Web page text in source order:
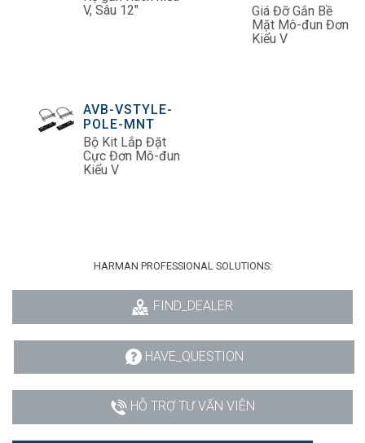
V, Sâu 12"
Giá Đỡ Gắn Bề
Mặt Mô-đun Đơn
Kiểu V
AVB-VSTYLE-
POLE-MNT
Bộ Kit Lắp Đặt
Cực Đơn Mô-đun
Kiểu V
HARMAN PROFESSIONAL SOLUTIONS:
FIND_DEALER
HAVE_QUESTION
HỖ TRỢ TƯ VẤN VIÊN